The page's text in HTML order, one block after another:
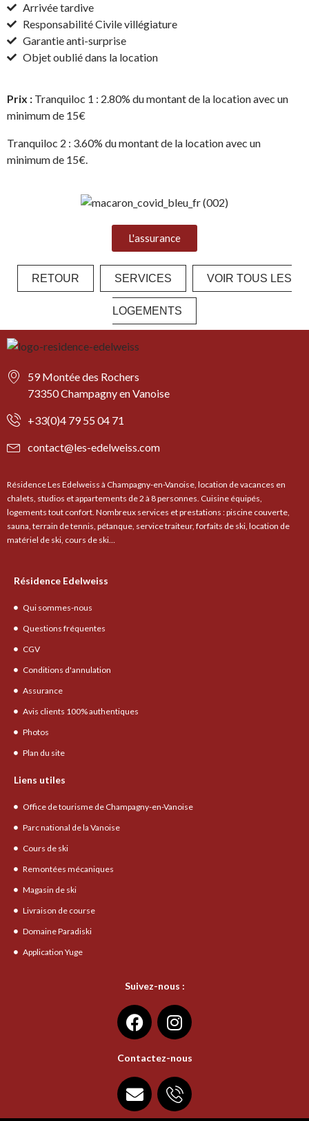
Arrivée tardive
Responsabilité Civile villégiature
Garantie anti-surprise
Objet oublié dans la location
Prix : Tranquiloc 1 : 2.80% du montant de la location avec un
minimum de 15€
Tranquiloc 2 : 3.60% du montant de la location avec un
minimum de 15€.
L'assurance
RETOUR SERVICES VOIR TOUS LES
LOGEMENTS
59 Montée des Rochers
73350 Champagny en Vanoise
+33(0)4 79 55 04 71
contact@les-edelweiss.com
Résidence Les Edelweiss à Champagny-en-Vanoise, location de vacances en
chalets, studios et appartements de 2 à 8 personnes. Cuisine équipés,
logements tout confort. Nombreux services et prestations : piscine couverte,
sauna, terrain de tennis, pétanque, service traiteur, forfaits de ski, location de
matériel de ski, cours de ski…
Résidence Edelweiss
Qui sommes-nous
Questions fréquentes
CGV
Conditions d'annulation
Assurance
Avis clients 100% authentiques
Photos
Plan du site
Liens utiles
Office de tourisme de Champagny-en-Vanoise
Parc national de la Vanoise
Cours de ski
Remontées mécaniques
Magasin de ski
Livraison de course
Domaine Paradiski
Application Yuge
Suivez-nous :
Contactez-nous